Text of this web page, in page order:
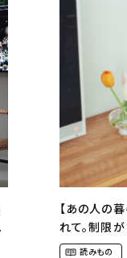
【あの人の
れて。制限
ても好きな
読みもの